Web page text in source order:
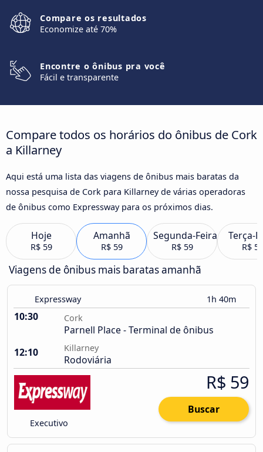
Compare os resultados
Economize até 70%
Encontre o ônibus pra você
Fácil e transparente
Compare todos os horários do ônibus de Cork
a Killarney
Aqui está uma lista das viagens de ônibus mais baratas da
nossa pesquisa de Cork para Killarney de várias operadoras
de ônibus como Expressway para os próximos dias.
Hoje
R$ 59
Amanhã
R$ 59
Segunda-Feira
R$ 59
Terça-
R$ 59
Viagens de ônibus mais baratas amanhã
Expressway 1h 40m
10:30 Cork
Parnell Place - Terminal de ônibus
12:10
Killarney
Rodoviária
Executivo
R$ 59
Buscar